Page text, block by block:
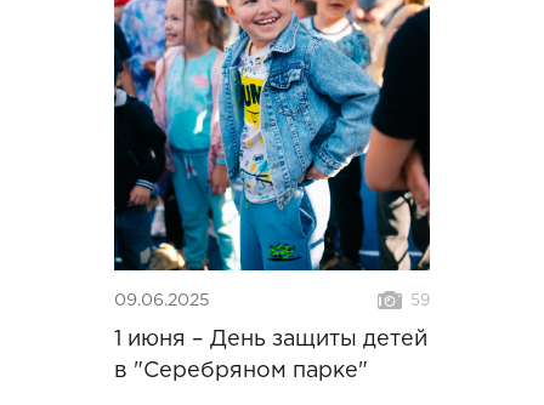
09.06.2025 59
1 июня – День защиты детей
в "Серебряном парке"